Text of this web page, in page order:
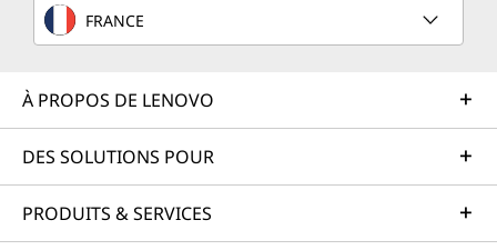
FRANCE
À PROPOS DE LENOVO
DES SOLUTIONS POUR
PRODUITS & SERVICES